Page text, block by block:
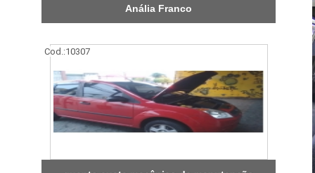
Anália Franco
Cod.:10307